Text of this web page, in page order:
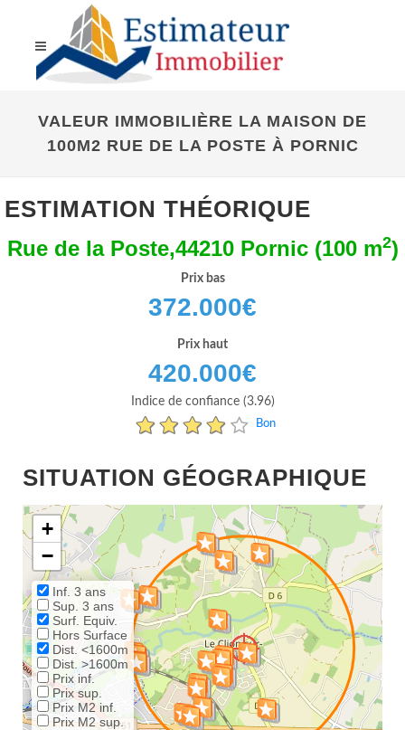
VALEUR IMMOBILIÈRE LA MAISON DE
100M2 RUE DE LA POSTE À PORNIC
ESTIMATION THÉORIQUE
Rue de la Poste,44210 Pornic (100 m2)
Prix bas
372.000€
Prix haut
420.000€
Indice de confiance (3.96)
Bon
SITUATION GÉOGRAPHIQUE
+
−
Inf. 3 ans
Sup. 3 ans
Surf. Equiv.
Hors Surface
Dist. <1600m
Dist. >1600m
Prix inf.
Prix sup.
Prix M2 inf.
Prix M2 sup.